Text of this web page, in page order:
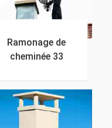
Ramonage de
cheminée 33